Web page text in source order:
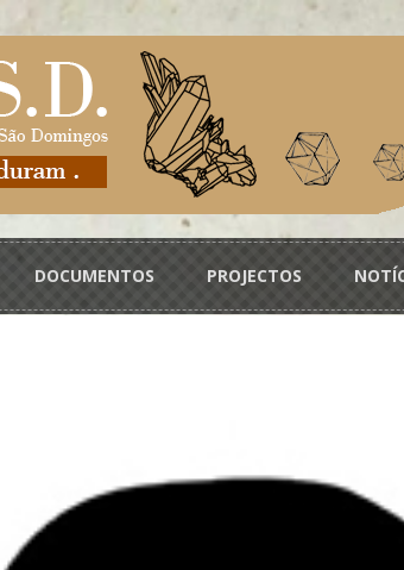
DOCUMENTOS PROJECTOS